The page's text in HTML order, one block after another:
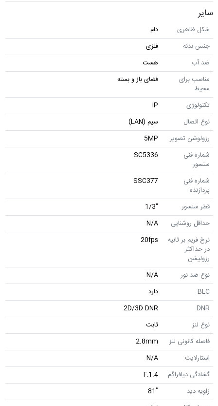
سایر
شکل ظاهری
دام
جنس بدنه
فلزی
ضد آب
هست
مناسب برای
محیط
فضای باز و بسته
تکنولوژی
IP
نوع اتصال
سیم (LAN)
رزولوشن تصویر
5MP
شماره فنی
سنسور
SC5336
شماره فنی
پردازنده
SSC377
قطر سنسور
"1/3
حداقل روشنایی
N/A
نرخ فریم بر ثانیه
در حداکثر
رزولیشن
20fps
نوع ضد نور
N/A
BLC
دارد
DNR
2D/3D DNR
نوع لنز
ثابت
فاصله کانونی لنز
2.8mm
استارلایت
N/A
گشادگی دیافراگم
F:1.4
زاویه دید
˚81